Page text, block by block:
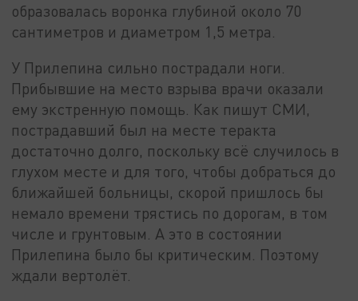
образовалась воронка глубиной около 70
сантиметров и диаметром 1,5 метра.
У Прилепина сильно пострадали ноги.
Прибывшие на место взрыва врачи оказали
ему экстренную помощь. Как пишут СМИ,
пострадавший был на месте теракта
достаточно долго, поскольку всё случилось в
глухом месте и для того, чтобы добраться до
ближайшей больницы, скорой пришлось бы
немало времени трястись по дорогам, в том
числе и грунтовым. А это в состоянии
Прилепина было бы критическим. Поэтому
ждали вертолёт.